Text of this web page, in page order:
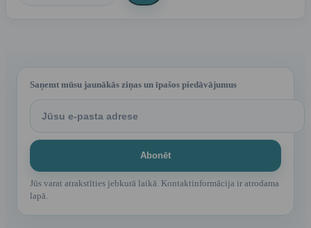
Saņemt mūsu jaunākās ziņas un īpašos piedāvājumus
Jūs varat atrakstīties jebkurā laikā. Kontaktinformācija ir atrodama
lapā.